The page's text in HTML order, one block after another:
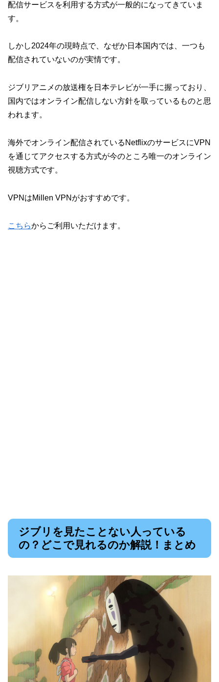
配信サービスを利用する方式が一般的になってきていま
す。
しかし2024年の現時点で、なぜか日本国内では、一つも
配信されていないのが実情です。
ジブリアニメの放送権を日本テレビが一手に握っており、
国内ではオンライン配信しない方針を取っているものと思
われます。
海外でオンライン配信されているNetflixのサービスにVPN
を通じてアクセスする方式が今のところ唯一のオンライン
視聴方式です。
VPNはMillen VPNがおすすめです。
こちらからご利用いただけます。
ジブリを見たことない人っている
の？どこで見れるのか解説！まとめ